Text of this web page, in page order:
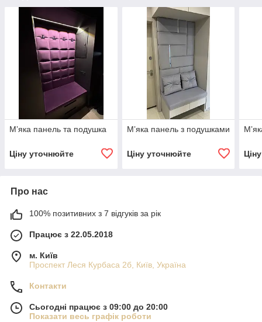
Мʼяка панель та подушка
Ціну уточнюйте
Мʼяка панель з подушками
Ціну уточнюйте
Про нас
100% позитивних з 7 відгуків за рік
Працює з 22.05.2018
м. Київ
Проспект Леся Курбаса 2б, Київ, Україна
Контакти
Сьогодні працює з 09:00 до 20:00
Показати весь графік роботи